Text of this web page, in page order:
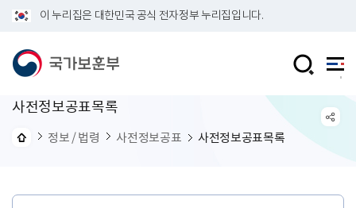
이 누리집은 대한민국 공식 전자정부 누리집입니다.
사전정보공표목록
정보 / 법령 사전정보공표 사전정보공표목록